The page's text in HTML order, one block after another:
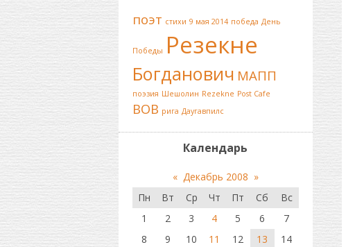
поэт стихи 9 мая 2014 победа День
Победы Резекне
Богданович МАПП
поэзия Шешолин Rezekne Post Cafe
ВОВ рига Даугавпилс
Календарь
« Декабрь 2008 »
Пн
Вт Ср Чт Пт Сб
Вс
1
2 3 4 5 6
7
8
9 10 11 12 13
14